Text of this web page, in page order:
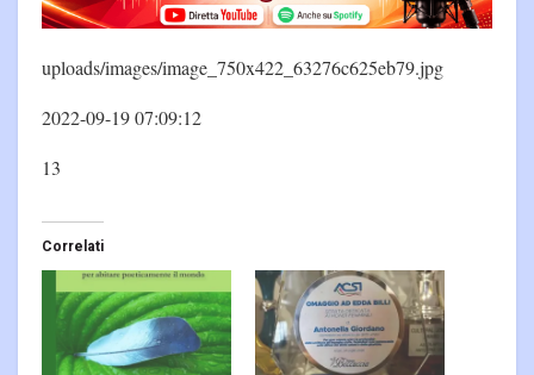
uploads/images/image_750x422_63276c625eb79.jpg
2022-09-19 07:09:12
13
Correlati